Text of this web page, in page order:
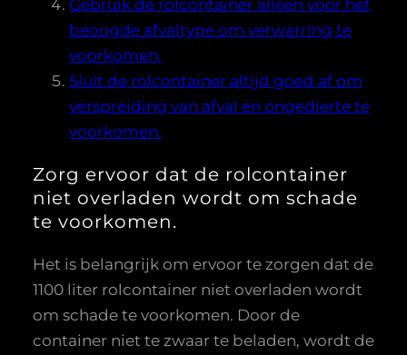
Gebruik de rolcontainer alleen voor het
beoogde afvaltype om verwarring te
voorkomen.
Sluit de rolcontainer altijd goed af om
verspreiding van afval en ongedierte te
voorkomen.
Zorg ervoor dat de rolcontainer
niet overladen wordt om schade
te voorkomen.
Het is belangrijk om ervoor te zorgen dat de
1100 liter rolcontainer niet overladen wordt
om schade te voorkomen. Door de
container niet te zwaar te beladen, wordt de